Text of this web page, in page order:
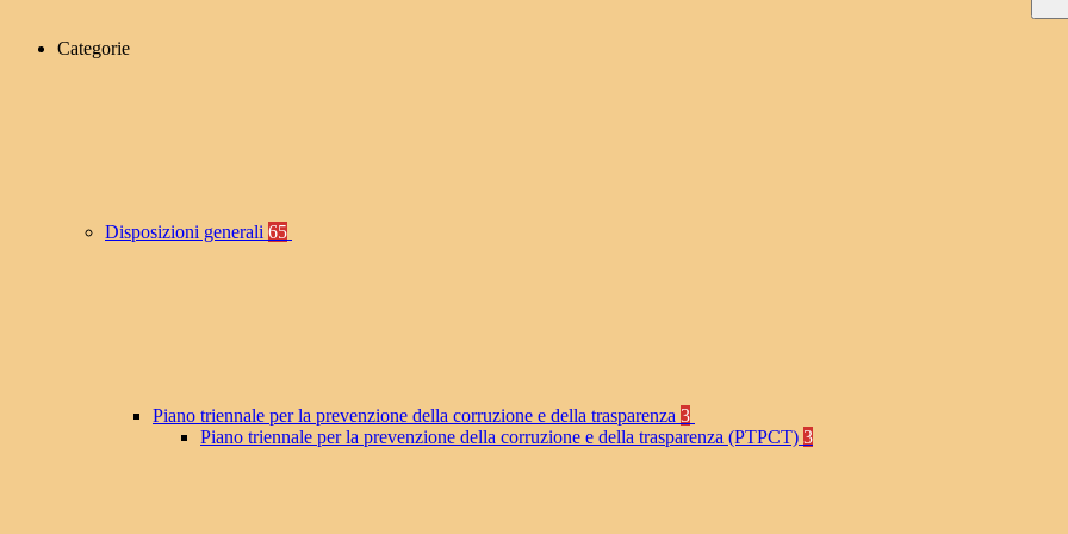
Categorie
Disposizioni generali 65
Piano triennale per la prevenzione della corruzione e della trasparenza 3
Piano triennale per la prevenzione della corruzione e della trasparenza (PTPCT) 3